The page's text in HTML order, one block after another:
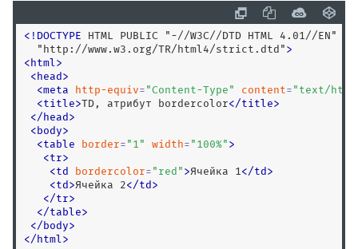
< ! DOCTYPE HTML PUBLIC "-//W3C//DTD HTML 4.01//EN"
  "http://www.w3.org/TR/html4/strict.dtd"
>
< html >
< head >
<meta http-equiv= "Content-Type " content= " text/
<title>TD, атрибут bordercolor</title>
</ head >
< body>
<table border= " 1 " width= " 100%" >
<tr>
<td bordercolor= " red " >Ячейка 1 </td >
<td >Ячейка 2</td >
</tr>
</table>
</ body>
</ html >
<head>
<header>
<hgroup>
<hr>
<html>
<i>
<iframe>
<img>
<input>
<ins>
<isindex>